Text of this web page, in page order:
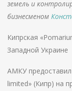
земель и
бизнесменом
Кипрская
Западной Украине
АМКУ
limited» (Кипр) на